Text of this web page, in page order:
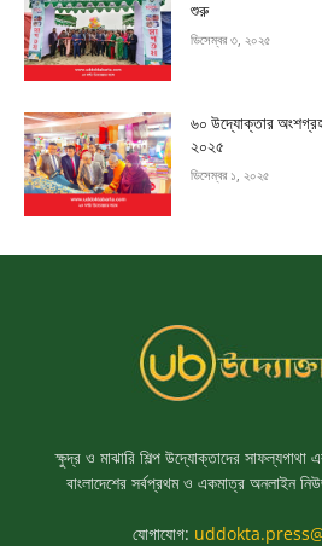
শুরু
ডিসেম্বর ৩, ২০২৫
৬০ উদ্যোক্তার
২০২৫
ডিসেম্বর ১, ২০২৫
ক্ষুদ্র ও মাঝারি শিল্প উদ্যোক্তাদের সাফল্যগাথা
বাংলাদেশের সর্বপ্রথম ও একমাত্র অনলাইন
যোগাযোগ: